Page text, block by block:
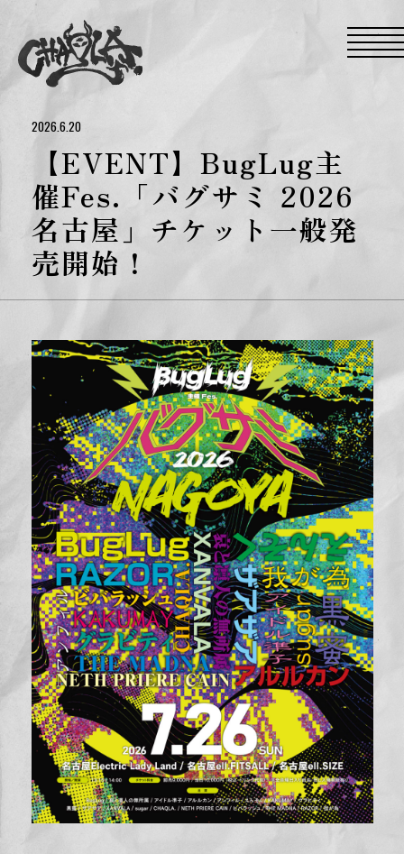
o
n
t
e
t
2026.6.20
【EVENT】BugLug主
催Fes.「バグサミ 2026
名古屋」チケット一般発
売開始！